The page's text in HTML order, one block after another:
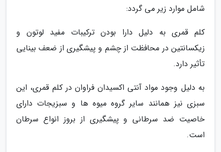
شامل موارد زیر می گردد:
کلم قمری به دلیل دارا بودن ترکیبات مفید لوتون و
زیکسانتین در محافظت از چشم و پیشگیری از ضعف بینایی
تأثیر دارد.
به دلیل وجود مواد آنتی اکسیدان فراوان در کلم قمری، این
سبزی نیز همانند سایر گروه میوه ها و سبزیجات دارای
خاصیت ضد سرطانی و پیشگیری از بروز انواع سرطان
است.